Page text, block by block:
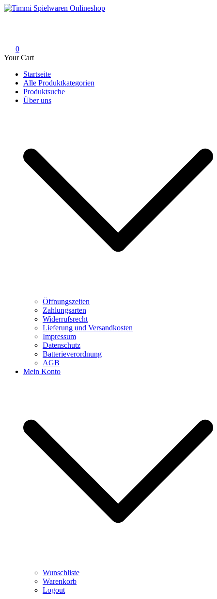
Skip
0
Your Cart
Startseite
Alle Produktkategorien
Produktsuche
Über uns
Öffnungszeiten
Zahlungsarten
Widerrufsrecht
Lieferung und Versandkosten
Impressum
Datenschutz
Batterieverordnung
AGB
Mein Konto
Wunschliste
Warenkorb
Logout